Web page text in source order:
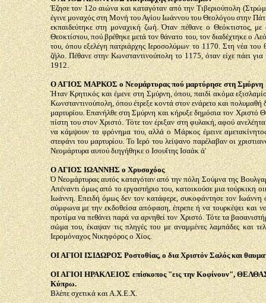
Έζησε τον 12ο αιώνα και καταγόταν από την Τιβεριούπολη
έγινε μοναχός στη Μονή του Αγίου Ιωάννου του Θεολόγου στην
εκπαιδεύτηκε στη μοναχική ζωή. Όταν πέθανε ο Θεόκτιστος,
Θεοκτίστου, πού βρέθηκε μετά τον θάνατο του, τον διαδέχτηκε ο
του, όπου εξελέγη πατριάρχης Ιεροσολύμων το 1170. Στη νέα του
ζήλο. Πέθανε στην Κωνσταντινούπολη το 1175, όταν είχε πάει
1912.
Ο ΑΓΙΟΣ ΜΑΡΚΟΣ ο Νεομάρτυρας πού μαρτύρησε στη Σμύρνη
Ήταν Κρητικός και έμενε στη Σμύρνη, όπου, παιδί ακόμα
Κωνσταντινούπολη, όπου έτρεξε κοντά στον ενάρετο και
μαρτυρίου. Επανήλθε στη Σμύρνη και κήρυξε δημόσια τον Χριστό
πίστη του στον Χριστό. Τότε τον έριξαν στη φυλακή, αφού
να κάμψουν το φρόνημα του, αλλά ο Μάρκος έμεινε
στεφάνι του μαρτυρίου. Το Ιερό του λείψανο παρέλαβαν οι
Νεομάρτυρα αυτού διηγήθηκε ο Ισουΐτης Ισαάκ ά'
Ο ΑΓΙΟΣ ΙΩΑΝΝΗΣ ο Χρυσοχόος
Ό Νεομάρτυρας αυτός καταγόταν από την πόλη Σούμνα της
Απέναντι όμως από το εργαστήριο του, κατοικούσε μια τούρκικη
Ιωάννη. Επειδή όμως δεν τον κατάφερε, συκοφάντησε τον Ιωάννη
σύμφωνα με την εκδοθείσα απόφαση, έπρεπε ή να τουρκέψει και
προτίμα να πεθάνει παρά να αρνηθεί τον Χριστό. Τότε τα
σώμα του, έκαψαν τις πληγές του με αναμμένες λαμπάδες και
Ιερομόναχος Νικηφόρος ο Χίος.
ΟΙ ΑΓΙΟΙ ΙΣΙΔΩΡΟΣ Ροστοθίας, ο δια Χριστόν Σαλός και
ΟΙ ΑΓΙΟΙ ΗΡΑΚΛΕΙΟΣ επίσκοπος "εις την Κοφίνουν",
Κύπρω.
Βλέπε σχετικά και Α.Χ.Ε.Χ.